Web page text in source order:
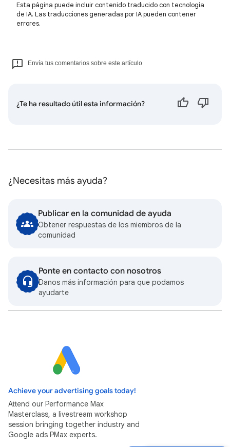
Esta página puede incluir contenido traducido con tecnología
de IA. Las traducciones generadas por IA pueden contener
errores.
Envía tus comentarios sobre este artículo
¿Te ha resultado útil esta información?
¿Necesitas más ayuda?
Publicar en la comunidad de ayuda
Obtener respuestas de los miembros de la
comunidad
Ponte en contacto con nosotros
Danos más información para que podamos
ayudarte
Achieve your advertising goals today!
Attend our Performance Max
Masterclass, a livestream workshop
session bringing together industry and
Google ads PMax experts.